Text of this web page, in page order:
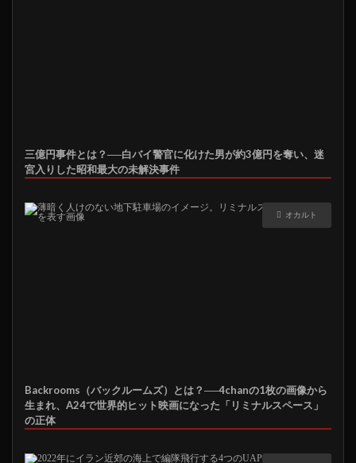
三億円事件とは？──白バイ警官に化けた男が約3億円を奪い、迷
宮入りした昭和最大の未解決事件
オカルト
Backrooms（バックルームズ）とは？──4chanの1枚の画像から
生まれ、A24で世界的ヒット映画になった「リミナルスペース」
の正体